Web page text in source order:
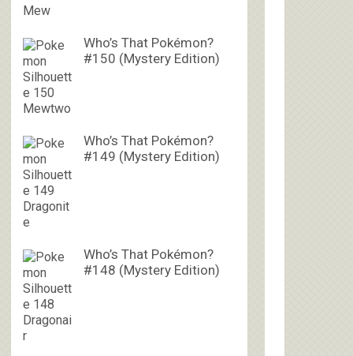
Who’s That Pokémon?
#150 (Mystery Edition)
Who’s That Pokémon?
#149 (Mystery Edition)
Who’s That Pokémon?
#148 (Mystery Edition)